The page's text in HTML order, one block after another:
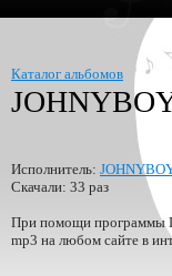
Каталог альбомов
Исполнитель:
Скачали: 33 раз
При помощи программы
mp3 на любом сайте в